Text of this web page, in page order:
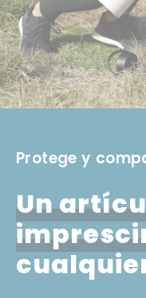
Protege y
Un